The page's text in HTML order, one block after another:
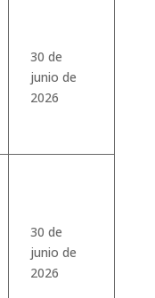
30 de
junio de
2026
30 de
junio de
2026